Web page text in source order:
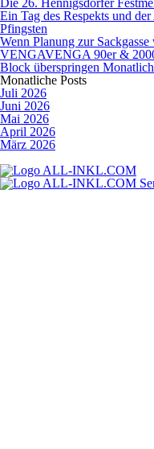
Die 26. Hennigsdorfer
Ein Tag des Respekts und
Pfingsten
Wenn Planung zur
VENGAVENGA 90er &
Block überspringen
Monatliche Posts
Juli 2026
Juni 2026
Mai 2026
April 2026
März 2026